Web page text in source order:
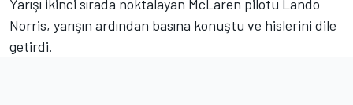
Yarışı ikinci sırada noktalayan McLaren pilotu Lando
Norris, yarışın ardından basına konuştu ve hislerini dile
getirdi.